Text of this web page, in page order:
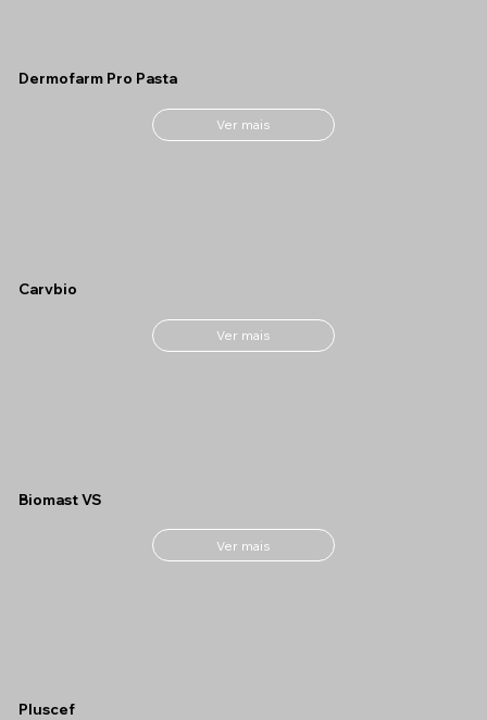
Dermofarm Pro Pasta
Ver mais
Carvbio
Ver mais
Biomast VS
Ver mais
Pluscef